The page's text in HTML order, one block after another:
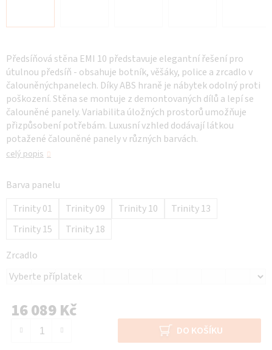
Předsíňová stěna EMI 10 představuje elegantní řešení pro
útulnou předsíň - obsahuje botník, věšáky, police a zrcadlo v
čalouněnýchpanelech. Díky ABS hraně je nábytek odolný proti
poškození. Stěna se montuje z demontovaných dílů a lepí se
čalouněné panely. Variabilita úložných prostorů umožňuje
přizpůsobení potřebám. Luxusní vzhled dodávají látkou
potažené čalouněné panely v různých barvách.
celý popis
Barva panelu
Trinity 01
Trinity 09 Trinity 10
Trinity 13
Trinity 15
Trinity 18
Zrcadlo
16 089 Kč
DO KOŠÍKU